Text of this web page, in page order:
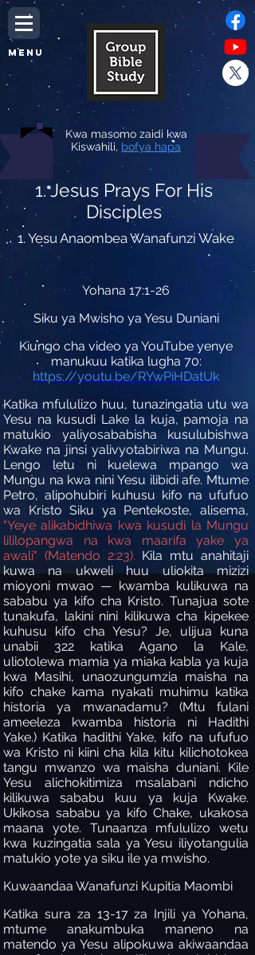
MENU
Kwa masomo zaidi kwa
Kiswahili, bofya hapa
1. Jesus Prays For His
Disciples
1. Yesu Anaombea Wanafunzi Wake
Yohana 17:1-26
Siku ya Mwisho ya Yesu Duniani
Kiungo cha video ya YouTube yenye
manukuu katika lugha 70:
https://youtu.be/RYwPiHDatUk
Katika mfululizo huu, tunazingatia utu wa
Yesu na kusudi Lake la kuja, pamoja na
matukio yaliyosababisha kusulubishwa
Kwake na jinsi yalivyotabiriwa na Mungu.
Lengo letu ni kuelewa mpango wa
Mungu na kwa nini Yesu ilibidi afe. Mtume
Petro, alipohubiri kuhusu kifo na ufufuo
wa Kristo Siku ya Pentekoste, alisema,
"Yeye alikabidhiwa kwa kusudi la Mungu
lililopangwa na kwa maarifa yake ya
awali" (Matendo 2:23). Kila mtu anahitaji
kuwa na ukweli huu uliokita mizizi
mioyoni mwao — kwamba kulikuwa na
sababu ya kifo cha Kristo. Tunajua sote
tunakufa, lakini nini kilikuwa cha kipekee
kuhusu kifo cha Yesu? Je, ulijua kuna
unabii 322 katika Agano la Kale,
uliotolewa mamia ya miaka kabla ya kuja
kwa Masihi, unaozungumzia maisha na
kifo chake kama nyakati muhimu katika
historia ya mwanadamu? (Mtu fulani
ameeleza kwamba historia ni Hadithi
Yake.) Katika hadithi Yake, kifo na ufufuo
wa Kristo ni kiini cha kila kitu kilichotokea
tangu mwanzo wa maisha duniani. Kile
Yesu alichokitimiza msalabani ndicho
kilikuwa sababu kuu ya kuja Kwake.
Ukikosa sababu ya kifo Chake, ukakosa
maana yote. Tunaanza mfululizo wetu
kwa kuzingatia sala ya Yesu iliyotangulia
matukio yote ya siku ile ya mwisho.
Kuwaandaa Wanafunzi Kupitia Maombi
Katika sura za 13-17 za Injili ya Yohana,
mtume anakumbuka maneno na
matendo ya Yesu alipokuwa akiwaandaa